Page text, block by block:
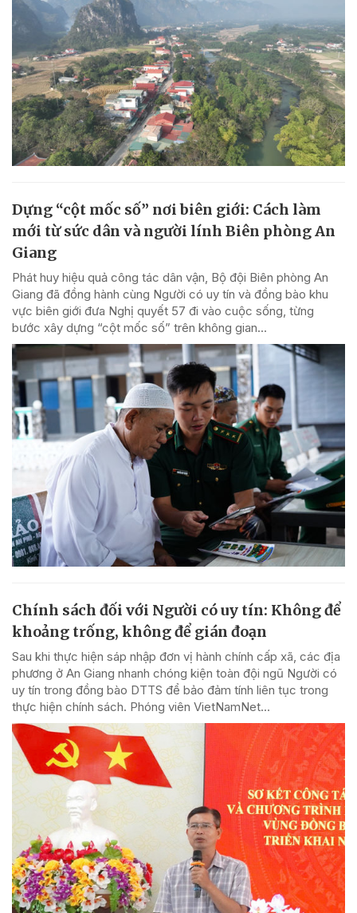
Dựng “cột mốc số” nơi biên giới: Cách làm
mới từ sức dân và người lính Biên phòng An
Giang
Phát huy hiệu quả công tác dân vận, Bộ đội Biên phòng An
Giang đã đồng hành cùng Người có uy tín và đồng bào khu
vực biên giới đưa Nghị quyết 57 đi vào cuộc sống, từng
bước xây dựng “cột mốc số” trên không gian...
Chính sách đối với Người có uy tín: Không để
khoảng trống, không để gián đoạn
Sau khi thực hiện sáp nhập đơn vị hành chính cấp xã, các địa
phương ở An Giang nhanh chóng kiện toàn đội ngũ Người có
uy tín trong đồng bào DTTS để bảo đảm tính liên tục trong
thực hiện chính sách. Phóng viên VietNamNet...